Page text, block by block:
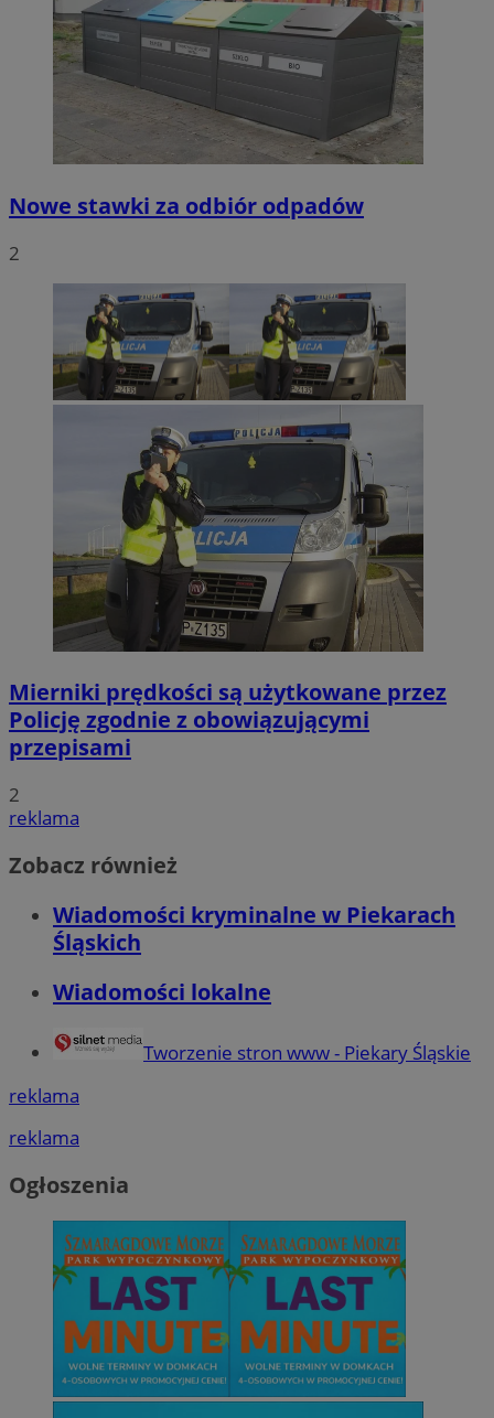
Nowe stawki za odbiór odpadów
2
Mierniki prędkości są użytkowane przez
Policję zgodnie z obowiązującymi
przepisami
2
reklama
Zobacz również
Wiadomości kryminalne w Piekarach
Śląskich
Wiadomości lokalne
Tworzenie stron www - Piekary Śląskie
reklama
reklama
Ogłoszenia